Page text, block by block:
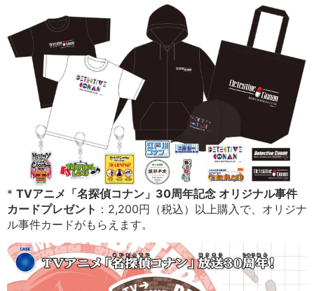
* TVアニメ「名探偵コナン」30周年記念 オリジナル事件
カードプレゼント ：2,200円（税込）以上購入で、オリジナ
ル事件カードがもらえます。